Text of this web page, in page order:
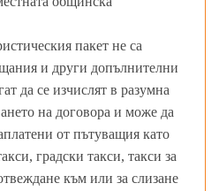
пакет не са
и други допълнителни
да се изчислят в разумна
на договора и може да
от пътуващия като
градски такси, такси за
към или за слизане